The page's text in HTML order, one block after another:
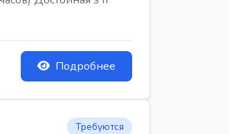
Подробнее
Требуются